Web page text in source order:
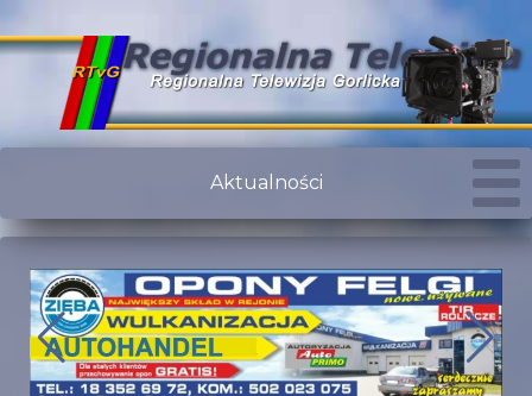
Aktualności